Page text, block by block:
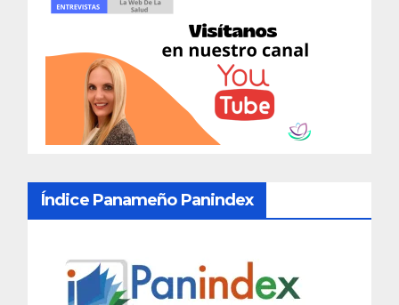
Índice Panameño Panindex